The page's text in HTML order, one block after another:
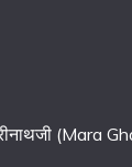
(Mara